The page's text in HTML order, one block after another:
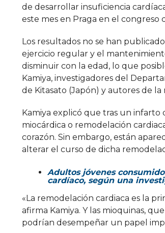
de desarrollar insuficiencia
este mes en Praga en el congreso
Los resultados no se han
ejercicio regular y el
disminuir con la edad, lo que
Kamiya, investigadores del
de Kitasato (Japón) y autores de la
Kamiya explicó que tras un
miocárdica o remodelación
corazón. Sin embargo, están
alterar el curso de dicha
Adultos jóvenes
cardíaco, según una
«La remodelación cardiaca es la
afirma Kamiya. Y las mioquinas,
podrían desempeñar un papel